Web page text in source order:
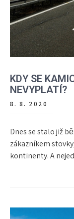
KDY SE
NEVYPLATÍ?
8. 8. 2020
Dnes se stalo již
zákazníkem
kontinenty. A